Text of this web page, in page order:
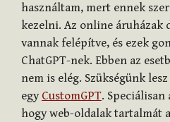
használtam, mert ennek
kezelni. Az online áruházak
vannak felépítve, és ezek
ChatGPT-nek. Ebben az
nem is elég. Szükségünk lesz
egy CustomGPT.
hogy web-oldalak tartalmát